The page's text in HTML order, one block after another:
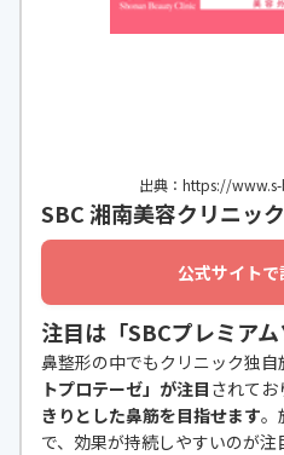
出典：https://
SBC 湘南美容クリニック
公式サイト
注目は「SBCプレミアム
鼻整形の中でもクリニック独自
トプロテーゼ」が注目 されてお
きりとした鼻筋を目指せます。
で、効果が持続しやすいのが注